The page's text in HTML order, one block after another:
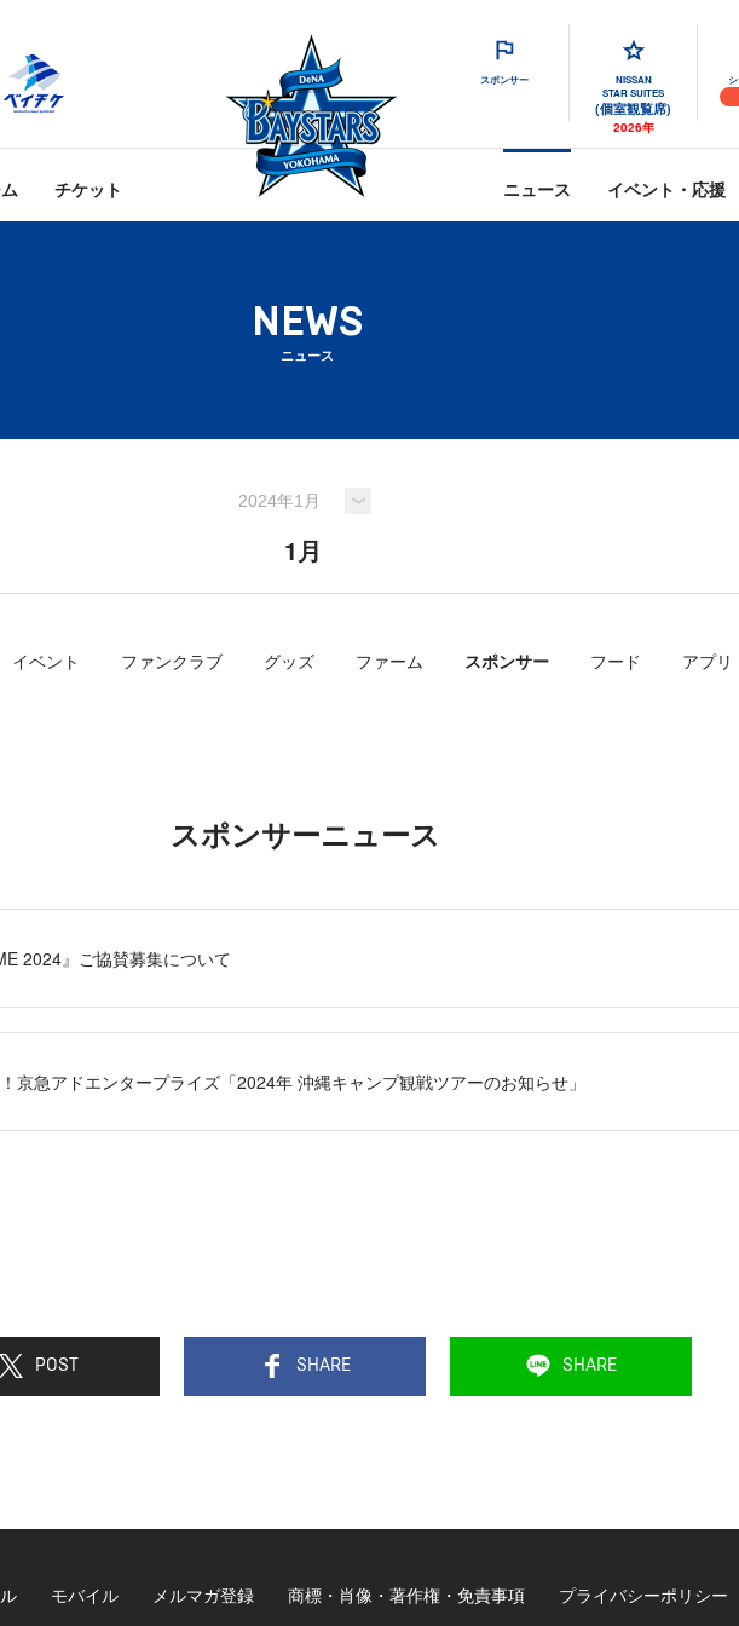
スポンサー
NISSAN
STAR SUITES
(個室観覧席)
2026年
チケット ニュース イベント・応援
NEWS
ニュース
1月
イベント ファンクラブ グッズ ファーム スポンサー フード アプリ
スポンサーニュース
2024』ご協賛募集について
京急アドエンタープライズ「2024年 沖縄キャンプ観戦ツアーのお知らせ」
POST SHARE SHARE
モバイル メルマガ登録 商標・肖像・著作権・免責事項 プライバシーポリシー